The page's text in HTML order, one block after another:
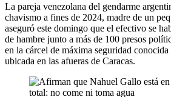
La pareja venezolana del gendarme
chavismo a fines de 2024, madre de un
aseguró este domingo que el efectivo se
de hambre junto a más de 100 presos
en la cárcel de máxima seguridad
ubicada en las afueras de Caracas.